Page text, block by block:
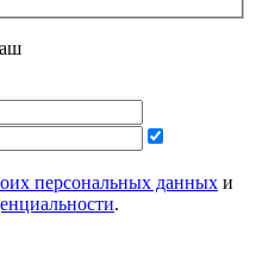
персональных данных и
.